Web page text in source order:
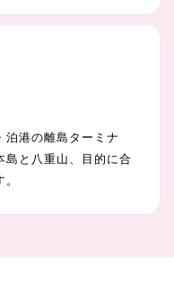
泊港の離島ターミナ
島と八重山、目的に合